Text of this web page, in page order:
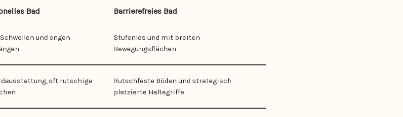
Bad Barrierefreies Bad
und engen
Stufenlos und mit breiten
Bewegungsflächen
oft rutschige
Rutschfeste Böden und strategisch
platzierte Haltegriffe